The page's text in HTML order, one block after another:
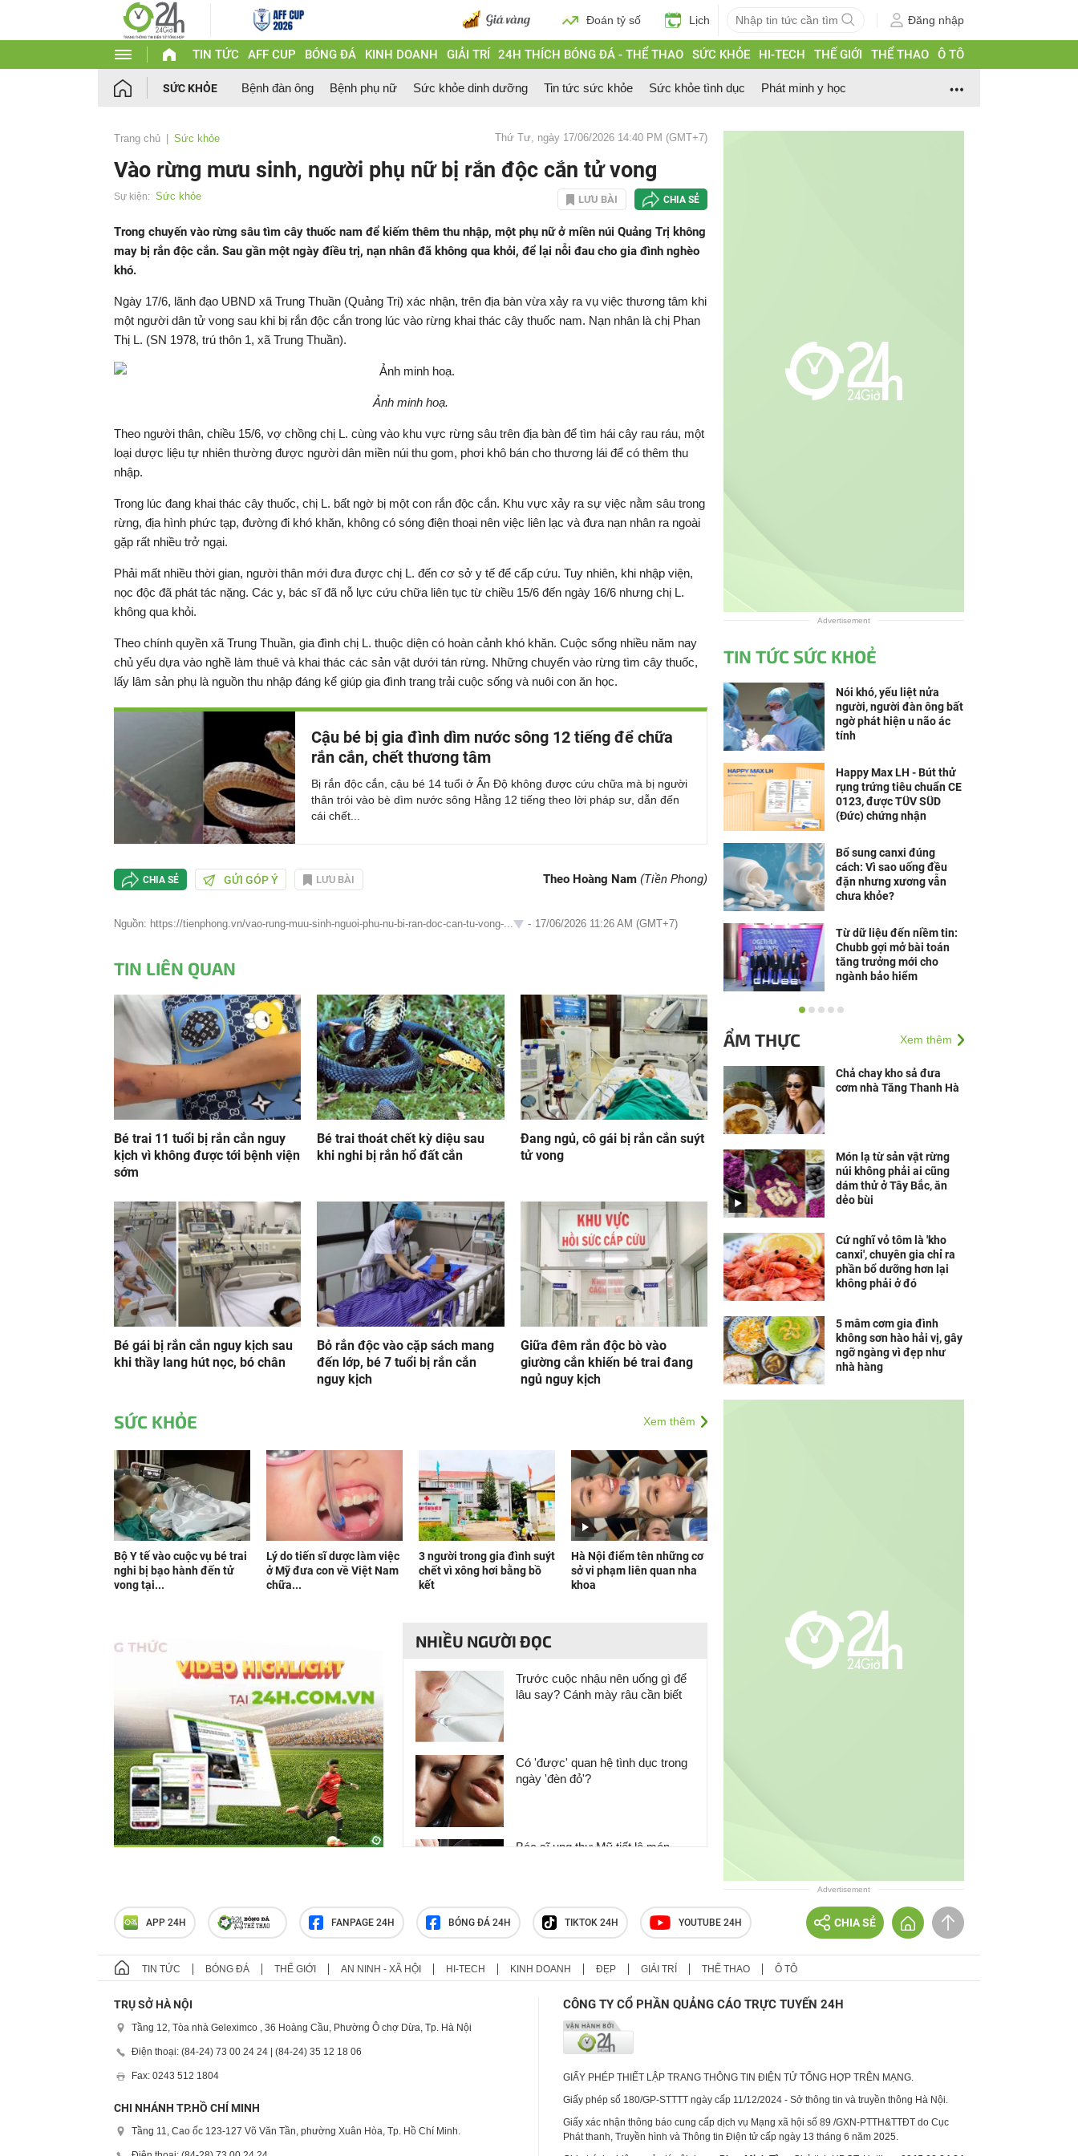
Đoán tỷ số Lịch Đăng nhập
TIN TỨC AFF CUP BÓNG ĐÁ KINH DOANH GIẢI TRÍ 24H THÍCH BÓNG ĐÁ - THỂ THAO SỨC KHỎE HI-TECH THẾ GIỚI THỂ THAO Ô TÔ
SỨC KHỎE Bệnh đàn ông Bệnh phụ nữ Sức khỏe dinh dưỡng Tin tức sức khỏe Sức khỏe tình dục Phát minh y học
Trang chủ Sức khỏe Thứ Tư, ngày 17/06/2026 14:40 PM (GMT+7)
Vào rừng mưu sinh, người phụ nữ bị rắn độc cắn tử vong
Sự kiện: Sức khỏe LƯU BÀI CHIA SẺ
Trong chuyến vào rừng sâu tìm cây thuốc nam để kiếm thêm thu nhập, một phụ nữ ở miền núi Quảng Trị không
may bị rắn độc cắn. Sau gần một ngày điều trị, nạn nhân đã không qua khỏi, để lại nỗi đau cho gia đình nghèo
khó.
Ngày 17/6, lãnh đạo UBND xã Trung Thuần (Quảng Trị) xác nhận, trên địa bàn vừa xảy ra vụ việc thương tâm khi
một người dân tử vong sau khi bị rắn độc cắn trong lúc vào rừng khai thác cây thuốc nam. Nạn nhân là chị Phan
Thị L. (SN 1978, trú thôn 1, xã Trung Thuần).
Ảnh minh hoạ.
Theo người thân, chiều 15/6, vợ chồng chị L. cùng vào khu vực rừng sâu trên địa bàn để tìm hái cây rau ráu, một
loại dược liệu tự nhiên thường được người dân miền núi thu gom, phơi khô bán cho thương lái để có thêm thu
nhập.
Trong lúc đang khai thác cây thuốc, chị L. bất ngờ bị một con rắn độc cắn. Khu vực xảy ra sự việc nằm sâu trong
rừng, địa hình phức tạp, đường đi khó khăn, không có sóng điện thoại nên việc liên lạc và đưa nạn nhân ra ngoài
gặp rất nhiều trở ngại.
Phải mất nhiều thời gian, người thân mới đưa được chị L. đến cơ sở y tế để cấp cứu. Tuy nhiên, khi nhập viện,
nọc độc đã phát tác nặng. Các y, bác sĩ đã nỗ lực cứu chữa liên tục từ chiều 15/6 đến ngày 16/6 nhưng chị L.
không qua khỏi.
Theo chính quyền xã Trung Thuần, gia đình chị L. thuộc diện có hoàn cảnh khó khăn. Cuộc sống nhiều năm nay
chủ yếu dựa vào nghề làm thuê và khai thác các sản vật dưới tán rừng. Những chuyến vào rừng tìm cây thuốc,
lấy lâm sản phụ là nguồn thu nhập đáng kể giúp gia đình trang trải cuộc sống và nuôi con ăn học.
Cậu bé bị gia đình dìm nước sông 12 tiếng để chữa
rắn cắn, chết thương tâm
Bị rắn độc cắn, cậu bé 14 tuổi ở Ấn Độ không được cứu chữa mà bị người
thân trói vào bè dìm nước sông Hằng 12 tiếng theo lời pháp sư, dẫn đến
cái chết...
CHIA SẺ GỬI GÓP Ý LƯU BÀI Theo Hoàng Nam (Tiền Phong)
Nguồn: https://tienphong.vn/vao-rung-muu-sinh-nguoi-phu-nu-bi-ran-doc-can-tu-vong-... - 17/06/2026 11:26 AM (GMT+7)
TIN LIÊN QUAN
Bé trai 11 tuổi bị rắn cắn nguy
kịch vì không được tới bệnh viện
sớm
Bé trai thoát chết kỳ diệu sau
khi nghi bị rắn hổ đất cắn
Đang ngủ, cô gái bị rắn cắn suýt
tử vong
Bé gái bị rắn cắn nguy kịch sau
khi thầy lang hút nọc, bó chân
Bỏ rắn độc vào cặp sách mang
đến lớp, bé 7 tuổi bị rắn cắn
nguy kịch
Giữa đêm rắn độc bò vào
giường cắn khiến bé trai đang
ngủ nguy kịch
SỨC KHỎE Xem thêm
Bộ Y tế vào cuộc vụ bé trai
nghi bị bạo hành đến tử
vong tại...
Lý do tiến sĩ dược làm việc
ở Mỹ đưa con về Việt Nam
chữa...
3 người trong gia đình suýt
chết vì xông hơi bằng bồ
kết
Hà Nội điểm tên những cơ
sở vi phạm liên quan nha
khoa
NHIỀU NGƯỜI ĐỌC
Trước cuộc nhậu nên uống gì để
lâu say? Cánh mày râu cần biết
Có 'được' quan hệ tình dục trong
ngày 'đèn đỏ'?
Bác sĩ ung thư Mỹ tiết lộ món
Người đàn ông 66 tuổi mắc ung
người hay bỏ qua
Advertisement
TIN TỨC SỨC KHOẺ
Nói khó, yếu liệt nửa
người, người đàn ông bất
ngờ phát hiện u não ác
tính
Happy Max LH - Bút thử
rụng trứng tiêu chuẩn CE
0123, được TÜV SÜD
(Đức) chứng nhận
Bổ sung canxi đúng
cách: Vì sao uống đều
đặn nhưng xương vẫn
chưa khỏe?
Từ dữ liệu đến niềm tin:
Chubb gợi mở bài toán
tăng trưởng mới cho
ngành bảo hiểm
Bệnh viện Ung Bướu
Solutions hợp tác ứng
trong phòng,...
ẨM THỰC Xem thêm
Chả chay kho sả đưa
cơm nhà Tăng Thanh Hà
Món lạ từ sản vật rừng
núi không phải ai cũng
dám thử ở Tây Bắc, ăn
dẻo bùi
Cứ nghĩ vỏ tôm là 'kho
canxi', chuyên gia chỉ ra
phần bổ dưỡng hơn lại
không phải ở đó
5 mâm cơm gia đình
không sơn hào hải vị, gây
ngỡ ngàng vì đẹp như
nhà hàng
Advertisement
APP 24H FANPAGE 24H BÓNG ĐÁ 24H TIKTOK 24H YOUTUBE 24H CHIA SẺ
TIN TỨC BÓNG ĐÁ THẾ GIỚI AN NINH - XÃ HỘI HI-TECH KINH DOANH ĐẸP GIẢI TRÍ THỂ THAO Ô TÔ
TRỤ SỞ HÀ NỘI
Tầng 12, Tòa nhà Geleximco , 36 Hoàng Cầu, Phường Ô chợ Dừa, Tp. Hà Nội
Điện thoại: (84-24) 73 00 24 24 | (84-24) 35 12 18 06
Fax: 0243 512 1804
CHI NHÁNH TP.HỒ CHÍ MINH
Tầng 11, Cao ốc 123-127 Võ Văn Tần, phường Xuân Hòa, Tp. Hồ Chí Minh.
CÔNG TY CỔ PHẦN QUẢNG CÁO TRỰC TUYẾN 24H
GIẤY PHÉP THIẾT LẬP TRANG THÔNG TIN ĐIỆN TỬ TỔNG HỢP TRÊN MẠNG.
Giấy phép số 180/GP-STTTT ngày cấp 11/12/2024 - Sở thông tin và truyền thông Hà Nội.
Giấy xác nhận thông báo cung cấp dịch vụ Mạng xã hội số 89 /GXN-PTTH&TTĐT do Cục
Phát thanh, Truyền hình và Thông tin Điện tử cấp ngày 13 tháng 6 năm 2025.